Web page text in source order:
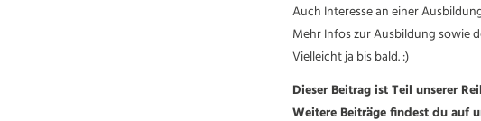
Auch Interesse an einer
Mehr Infos zur Ausbildung sowie
Vielleicht ja bis bald. :)
Dieser Beitrag ist Teil unserer
Weitere Beiträge findest du auf